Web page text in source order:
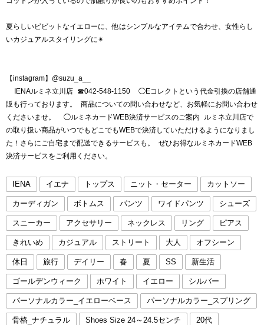
夏らしいビビットなイエローに、他はシンプルなアイテムで合わせ、女性らし
いカジュアルスタイリングに✴︎
【instagram】@suzu_a__
IENAルミネ立川店 ☎︎042-548-1150 ◯Eコレクトという代金引換の店舗通
販も行っております。 商品についての問い合わせなど、お気軽にお問い合わせ
くださいませ。 ◯ルミネカードWEB決済サービスのご案内 ルミネ立川店で
の取り扱い商品がいつでもどこでもWEBで決済していただけるようになりまし
た！さらにご自宅まで配送できるサービスも。 ぜひお得なルミネカードWEB
決済サービスをご利用ください。
IENA イエナ トップス ニット・セーター カットソー
カーディガン ボトムス パンツ ワイドパンツ シューズ
スニーカー アクセサリー ネックレス リング ピアス
きれいめ カジュアル ストリート 大人 オフシーン
休日 旅行 デイリー 春 夏 SS 新生活
ゴールデンウィーク ホワイト イエロー シルバー
パーソナルカラー_イエローベース パーソナルカラー_スプリング
骨格_ナチュラル Shoes Size 24～24.5センチ 20代